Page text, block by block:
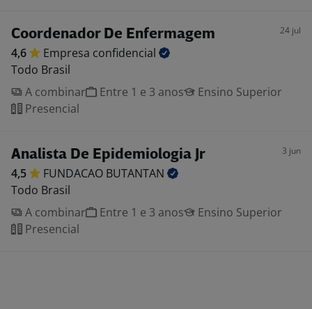
Coordenador De Enfermagem 24 jul
4,6 Empresa confidencial
Todo Brasil
A combinar
Entre 1 e 3 anos
Ensino Superior
Presencial
Analista De Epidemiologia Jr 3 jun
4,5 FUNDACAO BUTANTAN
Todo Brasil
A combinar
Entre 1 e 3 anos
Ensino Superior
Presencial